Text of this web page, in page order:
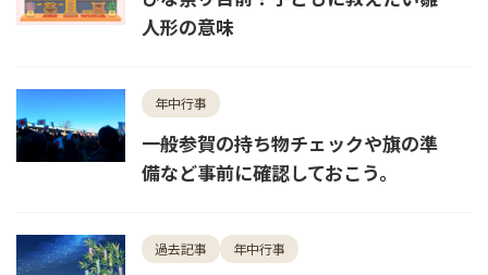
人形の意味
年中行事
一般参賀の持ち物チェックや旗の準
備など事前に確認しておこう。
過去記事 年中行事